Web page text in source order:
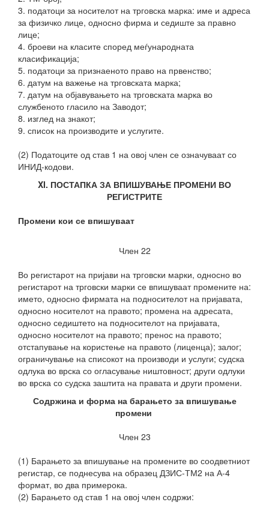
3. податоци за носителот на трговска марка: име и адреса
за физичко лице, односно фирма и седиште за правно
лице;
4. броеви на класите според меѓународната
класификација;
5. податоци за признаеното право на првенство;
6. датум на важење на трговската марка;
7. датум на објавувањето на трговската марка во
службеното гласило на Заводот;
8. изглед на знакот;
9. список на производите и услугите.
(2) Податоците од став 1 на овој член се означуваат со
ИНИД-кодови.
XI. ПОСТАПКА ЗА ВПИШУВАЊЕ ПРОМЕНИ ВО
РЕГИСТРИТЕ
Промени кои се впишуваат
Член 22
Во регистарот на пријави на трговски марки, односно во
регистарот на трговски марки се впишуваат промените на:
името, односно фирмата на подносителот на пријавата,
односно носителот на правото; промена на адресата,
односно седиштето на подносителот на пријавата,
односно носителот на правото; пренос на правото;
отстапување на користење на правото (лиценца); залог;
ограничување на списокот на производи и услуги; судска
одлука во врска со огласување ништовност; други одлуки
во врска со судска заштита на правата и други промени.
Содржина и форма на барањето за впишување
промени
Член 23
(1) Барањето за впишување на промените во соодветниот
регистар, се поднесува на образец ДЗИС-ТМ2 на А-4
формат, во два примерока.
(2) Барањето од став 1 на овој член содржи: